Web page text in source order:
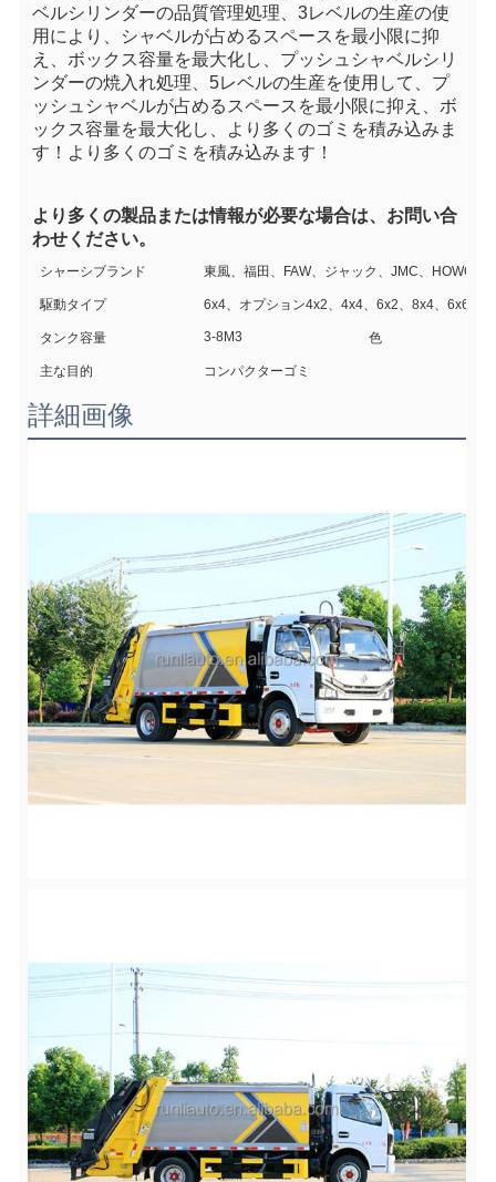
ベルシリンダーの品質管理処理、3レベルの生産の使
用により、シャベルが占めるスペースを最小限に抑
え、ボックス容量を最大化し、プッシュシャベルシリ
ンダーの焼入れ処理、5レベルの生産を使用して、プ
ッシュシャベルが占めるスペースを最小限に抑え、ボ
ックス容量を最大化し、より多くのゴミを積み込みま
す！より多くのゴミを積み込みます！
より多くの製品または情報が必要な場合は、お問い合
わせください。
シャーシブランド 東風、福田、FAW、ジャック、JMC、HOWOな
駆動タイプ 6x4、オプション4x2、4x4、6x2、8x4、6x6オ
タンク容量 3-8M3 色
主な目的 コンパクターゴミ
詳細画像